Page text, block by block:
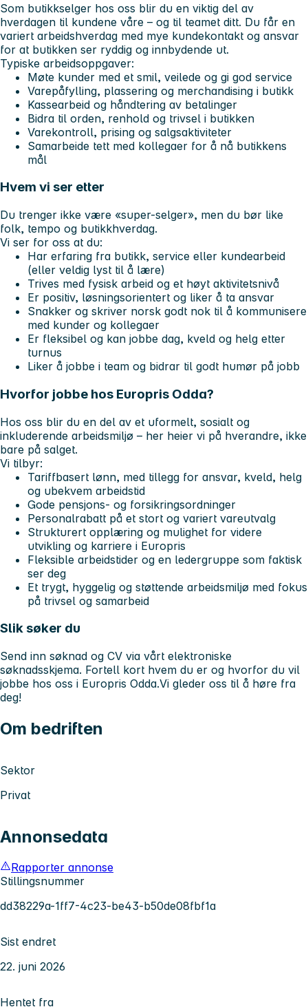
Som butikkselger hos oss blir du en viktig del av
hverdagen til kundene våre – og til teamet ditt. Du får en
variert arbeidshverdag med mye kundekontakt og ansvar
for at butikken ser ryddig og innbydende ut.
Typiske arbeidsoppgaver:
Møte kunder med et smil, veilede og gi god service
Varepåfylling, plassering og merchandising i butikk
Kassearbeid og håndtering av betalinger
Bidra til orden, renhold og trivsel i butikken
Varekontroll, prising og salgsaktiviteter
Samarbeide tett med kollegaer for å nå butikkens
mål
Hvem vi ser etter
Du trenger ikke være «super-selger», men du bør like
folk, tempo og butikkhverdag.
Vi ser for oss at du:
Har erfaring fra butikk, service eller kundearbeid
(eller veldig lyst til å lære)
Trives med fysisk arbeid og et høyt aktivitetsnivå
Er positiv, løsningsorientert og liker å ta ansvar
Snakker og skriver norsk godt nok til å kommunisere
med kunder og kollegaer
Er fleksibel og kan jobbe dag, kveld og helg etter
turnus
Liker å jobbe i team og bidrar til godt humør på jobb
Hvorfor jobbe hos Europris Odda?
Hos oss blir du en del av et uformelt, sosialt og
inkluderende arbeidsmiljø – her heier vi på hverandre, ikke
bare på salget.
Vi tilbyr:
Tariffbasert lønn, med tillegg for ansvar, kveld, helg
og ubekvem arbeidstid
Gode pensjons- og forsikringsordninger
Personalrabatt på et stort og variert vareutvalg
Strukturert opplæring og mulighet for videre
utvikling og karriere i Europris
Fleksible arbeidstider og en ledergruppe som faktisk
ser deg
Et trygt, hyggelig og støttende arbeidsmiljø med fokus
på trivsel og samarbeid
Slik søker du
Send inn søknad og CV via vårt elektroniske
søknadsskjema. Fortell kort hvem du er og hvorfor du vil
jobbe hos oss i Europris Odda.Vi gleder oss til å høre fra
deg!
Om bedriften
Sektor
Privat
Annonsedata
Rapporter annonse
Stillingsnummer
dd38229a-1ff7-4c23-be43-b50de08fbf1a
Sist endret
22. juni 2026
Hentet fra